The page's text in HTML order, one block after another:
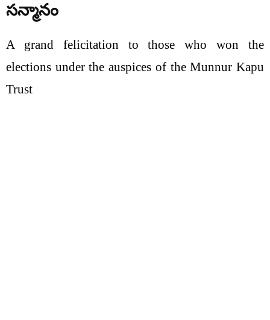
సన్మానం
A grand felicitation to those who won the
elections under the auspices of the Munnur Kapu
Trust